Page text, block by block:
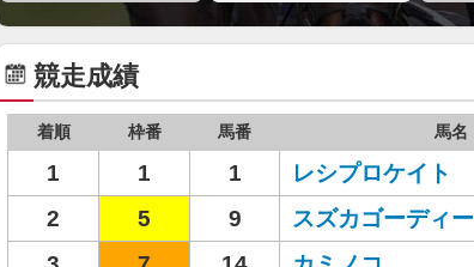
競走成績
着順 枠番 馬番 馬名
1 1 1 レシプロケイト
2
5 9 スズカゴーディー